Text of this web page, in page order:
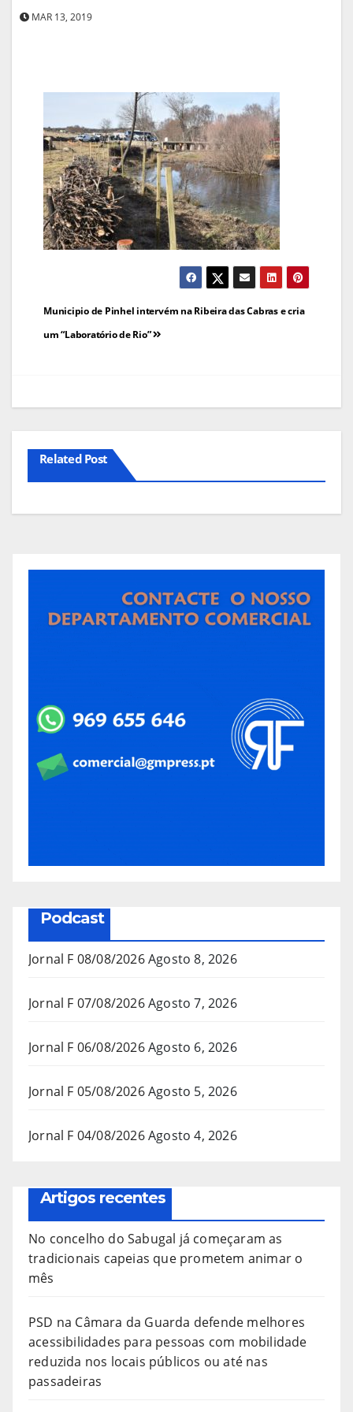
MAR 13, 2019
Navegação
de
Municipio de Pinhel intervém na Ribeira das Cabras e cria
um “Laboratório de Rio”
Related Post
Podcast
Jornal F 08/08/2026Agosto 8, 2026
Jornal F 07/08/2026Agosto 7, 2026
Jornal F 06/08/2026Agosto 6, 2026
Jornal F 05/08/2026Agosto 5, 2026
Jornal F 04/08/2026Agosto 4, 2026
Artigos recentes
No concelho do Sabugal já começaram as
tradicionais capeias que prometem animar o
mês
PSD na Câmara da Guarda defende melhores
acessibilidades para pessoas com mobilidade
reduzida nos locais públicos ou até nas
passadeiras